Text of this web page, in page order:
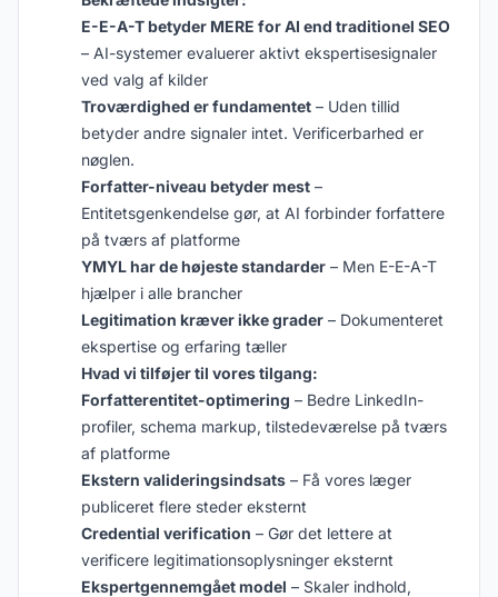
E-E-A-T betyder MERE for AI end traditionel SEO
– AI-systemer evaluerer aktivt ekspertisesignaler
ved valg af kilder
Troværdighed er fundamentet – Uden tillid
betyder andre signaler intet. Verificerbarhed er
nøglen.
Forfatter-niveau betyder mest –
Entitetsgenkendelse gør, at AI forbinder forfattere
på tværs af platforme
YMYL har de højeste standarder – Men E-E-A-T
hjælper i alle brancher
Legitimation kræver ikke grader – Dokumenteret
ekspertise og erfaring tæller
Hvad vi tilføjer til vores tilgang:
Forfatterentitet-optimering – Bedre LinkedIn-
profiler, schema markup, tilstedeværelse på tværs
af platforme
Ekstern valideringsindsats – Få vores læger
publiceret flere steder eksternt
Credential verification – Gør det lettere at
verificere legitimationsoplysninger eksternt
Ekspertgennemgået model – Skaler indhold,